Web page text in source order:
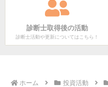
診断士取得後の活動
診断士活動や更新についてはこちら！
ホーム 投資活動